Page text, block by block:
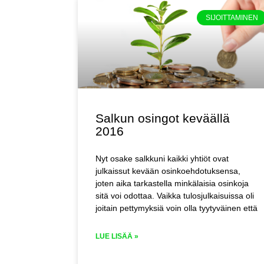
SIJOITTAMINEN
Salkun osingot keväällä
2016
Nyt osake salkkuni kaikki yhtiöt ovat
julkaissut kevään osinkoehdotuksensa,
joten aika tarkastella minkälaisia osinkoja
sitä voi odottaa. Vaikka tulosjulkaisuissa oli
joitain pettymyksiä voin olla tyytyväinen että
LUE LISÄÄ »